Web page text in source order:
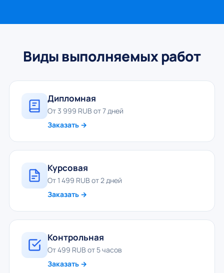
Виды выполняемых работ
Дипломная
От 3 999 RUB от 7 дней
Заказать →
Курсовая
От 1 499 RUB от 2 дней
Заказать →
Контрольная
От 499 RUB от 5 часов
Заказать →